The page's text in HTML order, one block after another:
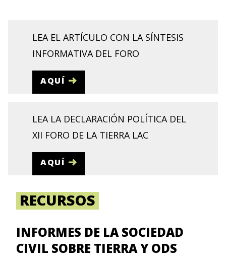
LEA EL ARTÍCULO CON LA SÍNTESIS
INFORMATIVA DEL FORO
AQUÍ
LEA LA DECLARACIÓN POLÍTICA DEL
XII FORO DE LA TIERRA LAC
AQUÍ
RECURSOS
INFORMES DE LA SOCIEDAD
CIVIL SOBRE TIERRA Y ODS